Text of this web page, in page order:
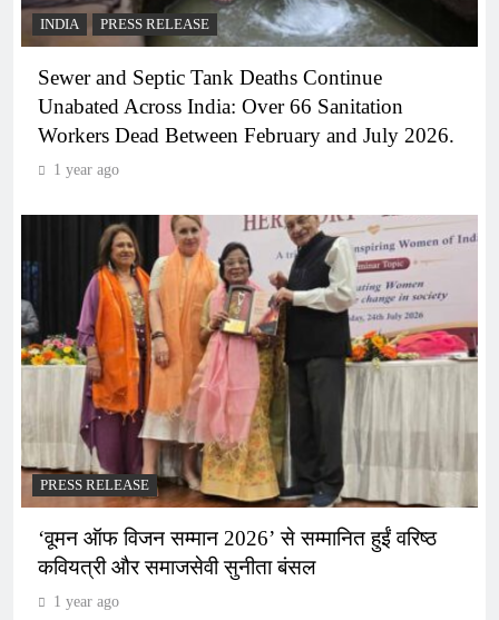
INDIA PRESS RELEASE
Sewer and Septic Tank Deaths Continue
Unabated Across India: Over 66 Sanitation
Workers Dead Between February and July 2026.
1 year ago
PRESS RELEASE
‘वूमन ऑफ विजन सम्मान 2026’ से सम्मानित हुईं वरिष्ठ
कवियत्री और समाजसेवी सुनीता बंसल
1 year ago